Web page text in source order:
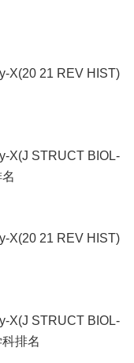
X(20 21 REV HIST)
X(J STRUCT BIOL-
X(20 21 REV HIST)
X(J STRUCT BIOL-
排名